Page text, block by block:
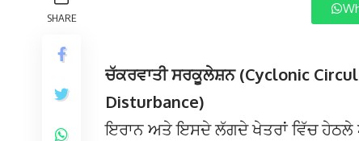
SHARE
ਚੱਕਰਵਾਤੀ ਸਰਕੂਲੇਸ਼ਨ (Cyclonic
Disturbance)
ਇਰਾਨ ਅਤੇ ਇਸਦੇ ਲੱਗਦੇ ਖੇਤਰਾਂ ਵਿੱਚ ਹੇਠਲੇ